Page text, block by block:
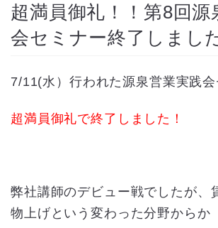
超満員御礼！！第8回源
会セミナー終了しまし
7/11(水）行われた源泉営業実践
超満員御礼で終了しました！
弊社講師のデビュー戦でしたが、
物上げという変わった分野からか